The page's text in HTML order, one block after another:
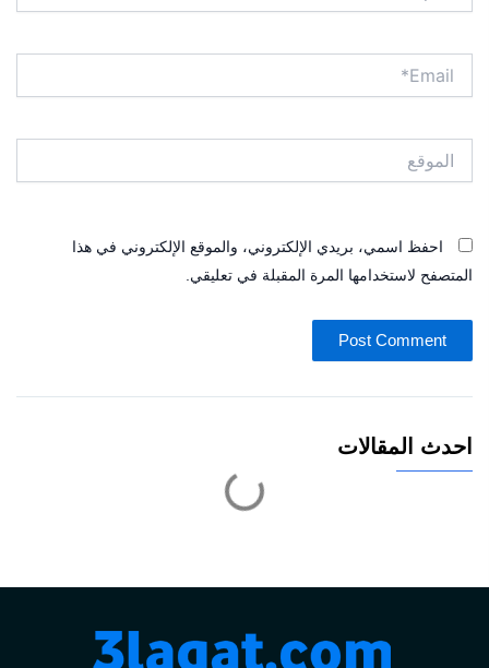
احفظ اسمي، بريدي الإلكتروني، والموقع الإلكتروني في هذا
المتصفح لاستخدامها المرة المقبلة في تعليقي.
احدث المقالات